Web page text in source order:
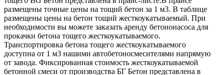
размещены точные цены на тощий бетон за 1 м3. В таблице
размещены цены на бетон тощий жесткоукатываемый. При
необходимости вы можете заказать аренду бетононасоса для
прокачки бетона тощего жесткоукатываемого.
Транспортировка бетона тощего жесткоукатываемого
доступна от 1 м3 нашими автобетоносмесителями напрямую
от завода. Фиксированная стоимость жесткоукатываемой
бетонной смеси от производства БГ Бетон представлена в